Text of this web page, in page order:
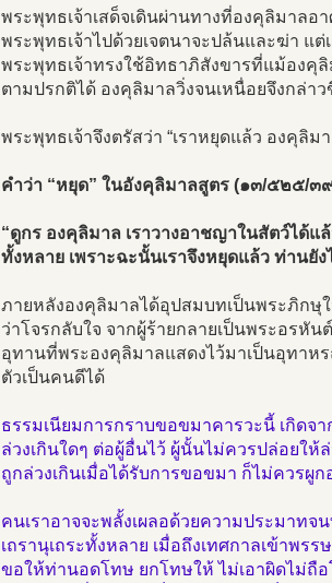
พระพุทธเจ้าเสด็จเดินผ่านทางที่องคุลิมาล
พระพุทธเจ้าไปด้วยเจตนาจะปล้นและฆ่า แ
พระพุทธเจ้าทรงใช้อิทธาภิสังขารที่แม้องคุลิ
ตามปรกติได้ องคุลิมาลวิ่งจนเหนื่อยจึงกล่
พระพุทธเจ้าจึงตรัสว่า “เราหยุดแล้ว องคุลิม
คำว่า “หยุด” ในอังคุลิมาลสูตร (๑๓/๕๒๕/๓
“ดูกร องคุลิมาล เราวางอาชญาในสัตว์ได้
ทั้งหลาย เพราะฉะนั้นเราจึงหยุดแล้ว ท่านยัง
ภายหลังองคุลิมาลได้อุปสมบทเป็นพระภิกษุ
ว่าโจรกลับใจ จากผู้ร้ายกลายเป็นพระอรหั
อุทานที่พระองคุลิมาลแสดงไว้มาเป็นอุทา
ตัวเป็นคนดีได้
ธรรมเนียมการกราบขอขมาคารวะนี้ เกิดจ
ล่วงเกินใดๆ ต่อผู้อื่นไว้ ผู้นั้นไม่ควรปล่อยใ
ถูกล่วงเกินเมื่อได้รับการขอขมา ก็ไม่ควรผู
คนเราอาจจะพลั้งเผลอด้วยความประมาท
เถรานุเถระทั้งหลาย เมื่อถึงเทศกาลเข้าพร
ขอให้ท่านอดโทษ ยกโทษให้ ไม่เอาผิดไม่ถื